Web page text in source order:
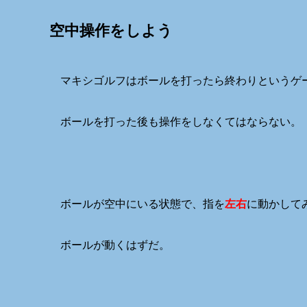
空中操作をしよう
マキシゴルフはボールを打ったら終わりというゲ
ボールを打った後も操作をしなくてはならない。
ボールが空中にいる状態で、指を左右に動かして
ボールが動くはずだ。